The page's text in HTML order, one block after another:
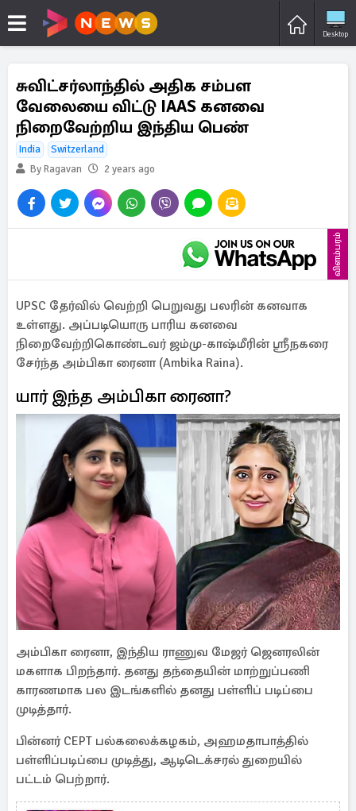
Desktop
சுவிட்சர்லாந்தில் அதிக சம்பள
வேலையை விட்டு IAAS கனவை
நிறைவேற்றிய இந்திய பெண்
India
Switzerland
By Ragavan
2 years ago
விளம்பரம்
UPSC தேர்வில் வெற்றி பெறுவது பலரின் கனவாக
உள்ளது. அப்படியொரு பாரிய கனவை
நிறைவேற்றிகொண்டவர் ஜம்மு-காஷ்மீரின் ஸ்ரீநகரை
சேர்ந்த அம்பிகா ரைனா (Ambika Raina).
யார் இந்த அம்பிகா ரைனா?
அம்பிகா ரைனா, இந்திய ராணுவ மேஜர் ஜெனரலின்
மகளாக பிறந்தார். தனது தந்தையின் மாற்றுப்பணி
காரணமாக பல இடங்களில் தனது பள்ளிப் படிப்பை
முடித்தார்.
பின்னர் CEPT பல்கலைக்கழகம், அஹமதாபாத்தில்
பள்ளிப்படிப்பை முடித்து, ஆடிடெக்சரல் துறையில்
பட்டம் பெற்றார்.